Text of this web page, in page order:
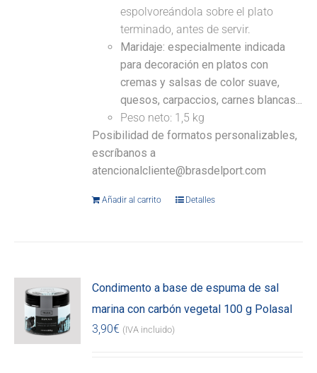
espolvoreándola sobre el plato
terminado, antes de servir.
Maridaje: especialmente indicada
para decoración en platos con
cremas y salsas de color suave,
quesos, carpaccios, carnes blancas...
Peso neto: 1,5 kg
Posibilidad de formatos personalizables,
escríbanos a
atencionalcliente@brasdelport.com
Añadir al carrito Detalles
Condimento a base de espuma de sal
marina con carbón vegetal 100 g Polasal
3,90€ (IVA incluido)